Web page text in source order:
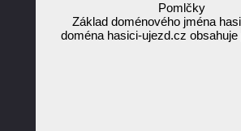
Pomlčky
Základ doménového jména
doména hasici-ujezd.cz